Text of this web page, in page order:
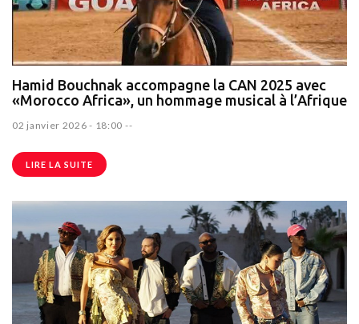
Hamid Bouchnak accompagne la CAN 2025 avec
«Morocco Africa», un hommage musical à l’Afrique
02 janvier 2026 - 18:00 --
LIRE LA SUITE